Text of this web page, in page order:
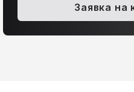
Заявка на